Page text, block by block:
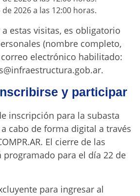
2026 a las 12:00 horas.
estas visitas, es obligatorio
(nombre completo,
electrónico habilitado:
.
y participar
inscripción para la subasta
cabo de forma digital a través
. El cierre de las
programado para el día 22 de
para ingresar al